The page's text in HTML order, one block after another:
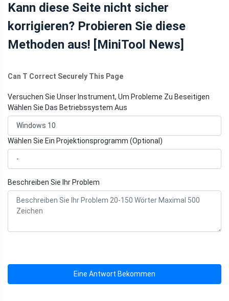
Kann diese Seite nicht sicher
korrigieren? Probieren Sie diese
Methoden aus! [MiniTool News]
Can T Correct Securely This Page
Versuchen Sie Unser Instrument, Um Probleme Zu Beseitigen
Wählen Sie Das Betriebssystem Aus
Wählen Sie Ein Projektionsprogramm (Optional)
Beschreiben Sie Ihr Problem
Eine Antwort Bekommen